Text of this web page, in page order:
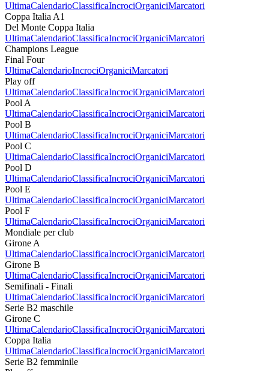
UltimaCalendarioClassificaIncrociOrganiciMarcatori
Coppa Italia A1
Del Monte Coppa Italia
UltimaCalendarioClassificaIncrociOrganiciMarcatori
Champions League
Final Four
UltimaCalendarioIncrociOrganiciMarcatori
Play off
UltimaCalendarioClassificaIncrociOrganiciMarcatori
Pool A
UltimaCalendarioClassificaIncrociOrganiciMarcatori
Pool B
UltimaCalendarioClassificaIncrociOrganiciMarcatori
Pool C
UltimaCalendarioClassificaIncrociOrganiciMarcatori
Pool D
UltimaCalendarioClassificaIncrociOrganiciMarcatori
Pool E
UltimaCalendarioClassificaIncrociOrganiciMarcatori
Pool F
UltimaCalendarioClassificaIncrociOrganiciMarcatori
Mondiale per club
Girone A
UltimaCalendarioClassificaIncrociOrganiciMarcatori
Girone B
UltimaCalendarioClassificaIncrociOrganiciMarcatori
Semifinali - Finali
UltimaCalendarioClassificaIncrociOrganiciMarcatori
Serie B2 maschile
Girone C
UltimaCalendarioClassificaIncrociOrganiciMarcatori
Coppa Italia
UltimaCalendarioClassificaIncrociOrganiciMarcatori
Serie B2 femminile